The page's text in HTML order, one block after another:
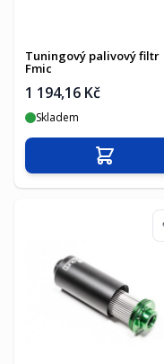
Tuningový palivový filtr
Fmic
1 194,16 Kč
Skladem
Přidat do